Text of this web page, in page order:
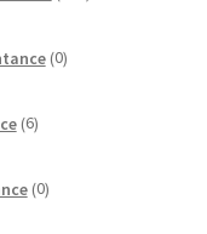
0izdelkov
6izdelkov
0izdelkov